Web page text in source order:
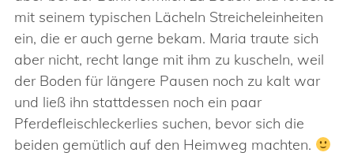
mit seinem typischen Lächeln Streicheleinheiten
ein, die er auch gerne bekam. Maria traute sich
aber nicht, recht lange mit ihm zu kuscheln, weil
der Boden für längere Pausen noch zu kalt war
und ließ ihn stattdessen noch ein paar
Pferdefleischleckerlies suchen, bevor sich die
beiden gemütlich auf den Heimweg machten.